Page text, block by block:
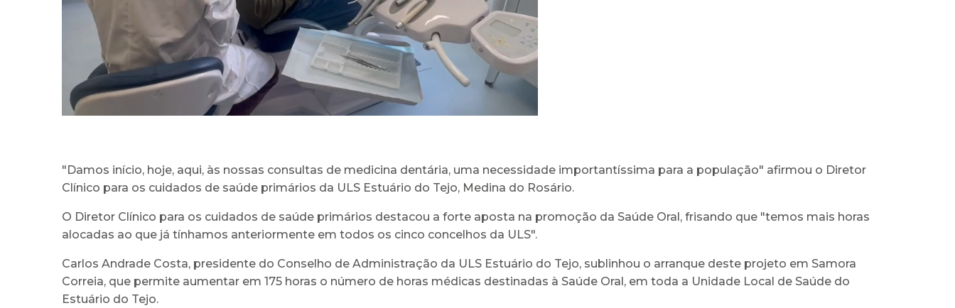
"Damos início, hoje, aqui, às nossas consultas de medicina dentária, uma necessidade importantíssima para a população" afirmou o Diretor
Clínico para os cuidados de saúde primários da ULS Estuário do Tejo, Medina do Rosário.
O Diretor Clínico para os cuidados de saúde primários destacou a forte aposta na promoção da Saúde Oral, frisando que "temos mais horas
alocadas ao que já tínhamos anteriormente em todos os cinco concelhos da ULS".
Carlos Andrade Costa, presidente do Conselho de Administração da ULS Estuário do Tejo, sublinhou o arranque deste projeto em Samora
Correia, que permite aumentar em 175 horas o número de horas médicas destinadas à Saúde Oral, em toda a Unidade Local de Saúde do
Estuário do Tejo.